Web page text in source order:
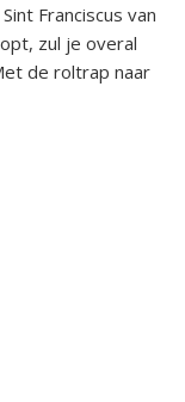
Franciscus van
zul je overal
de roltrap naar